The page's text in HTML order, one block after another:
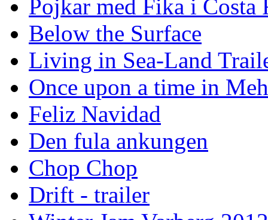
Pojkar med Fika i Costa
Below the Surface
Living in Sea-Land
Once upon a time in
Feliz Navidad
Den fula ankungen
Chop Chop
Drift - trailer